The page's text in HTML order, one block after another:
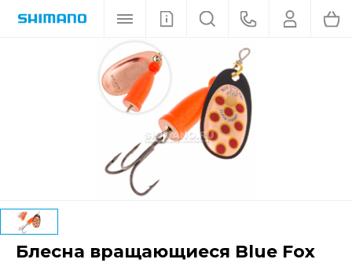
Блесна вращающиеся Blue Fox